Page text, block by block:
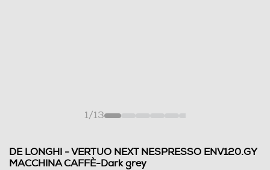
1/13
DE LONGHI - VERTUO NEXT NESPRESSO ENV120.GY
MACCHINA CAFFÈ-Dark grey